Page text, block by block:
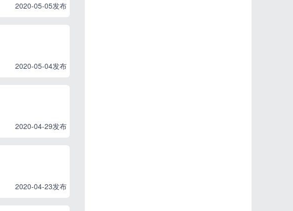
2020-05-05发布
2020-05-04发布
2020-04-29发布
2020-04-23发布